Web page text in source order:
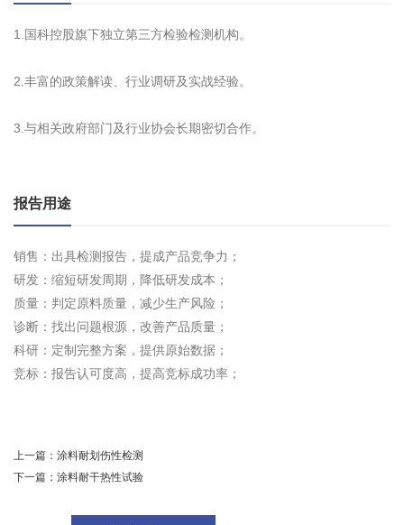
1.国科控股旗下独立第三方检验检测机构。
2.丰富的政策解读、行业调研及实战经验。
3.与相关政府部门及行业协会长期密切合作。
报告用途
销售：出具检测报告，提成产品竞争力；
研发：缩短研发周期，降低研发成本；
质量：判定原料质量，减少生产风险；
诊断：找出问题根源，改善产品质量；
科研：定制完整方案，提供原始数据；
竞标：报告认可度高，提高竞标成功率；
上一篇： 涂料耐划伤性检测
下一篇： 涂料耐干热性试验